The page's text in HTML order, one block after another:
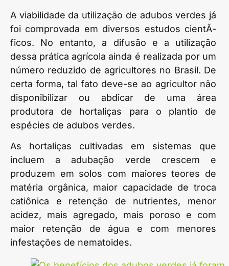
A viabilidade da utilização de adubos verdes já
foi comprovada em diversos estudos cientÃ­
ficos. No entanto, a difusão e a utilização
dessa prática agrícola ainda é realizada por um
número reduzido de agricultores no Brasil. De
certa forma, tal fato deve-se ao agricultor não
disponibilizar ou abdicar de uma área
produtora de hortaliças para o plantio de
espécies de adubos verdes.
As hortaliças cultivadas em sistemas que
incluem a adubação verde crescem e
produzem em solos com maiores teores de
matéria orgânica, maior capacidade de troca
catiônica e retenção de nutrientes, menor
acidez, mais agregado, mais poroso e com
maior retenção de água e com menores
infestações de nematoides.